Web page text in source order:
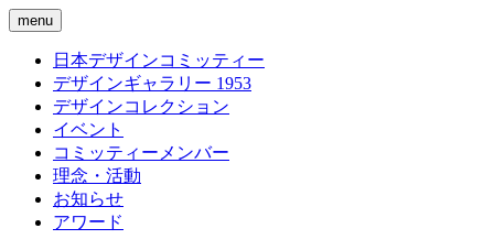
menu
日本デザインコミッティー
デザインギャラリー 1953
デザインコレクション
イベント
コミッティーメンバー
理念・活動
お知らせ
アワード